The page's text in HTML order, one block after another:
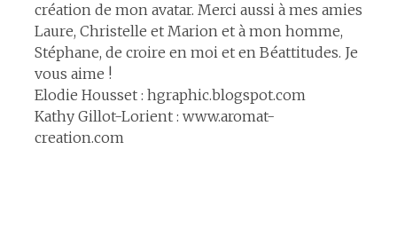
création de mon avatar. Merci aussi à mes amies
Laure, Christelle et Marion et à mon homme,
Stéphane, de croire en moi et en Béattitudes. Je
vous aime !
Elodie Housset : hgraphic.blogspot.com
Kathy Gillot-Lorient : www.aromat-
creation.com